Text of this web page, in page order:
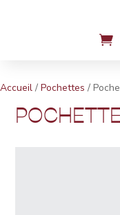
Accueil / Pochettes /